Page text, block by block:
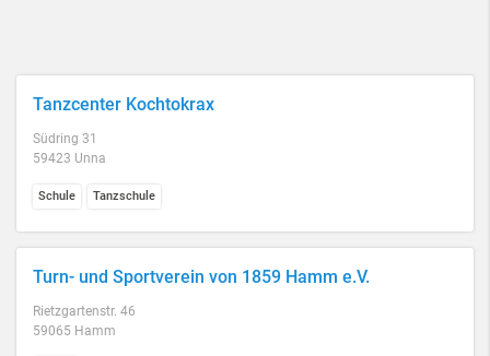
Tanzcenter Kochtokrax
Südring 31
59423 Unna
Schule Tanzschule
Turn- und Sportverein von 1859 Hamm e.V.
Rietzgartenstr. 46
59065 Hamm